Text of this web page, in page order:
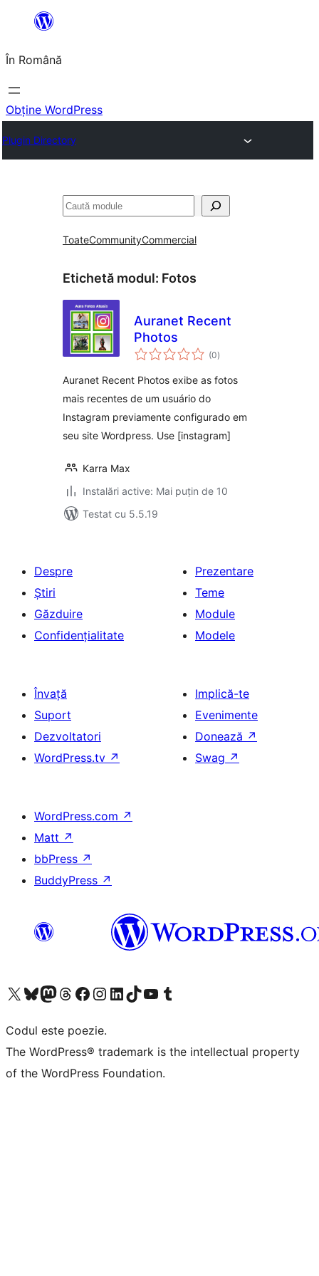
conținut
În Română
Obține WordPress
Plugin Directory
Caută
ToateCommunityCommercial
Etichetă modul: Fotos
Auranet Recent
Photos
(0total
aprecieri
)
Auranet Recent Photos exibe as fotos
mais recentes de um usuário do
Instagram previamente configurado em
seu site Wordpress. Use [instagram]
Karra Max
Instalări active: Mai puțin de 10
Testat cu 5.5.19
Despre
Știri
Găzduire
Confidențialitate
Prezentare
Teme
Module
Modele
Învață
Suport
Dezvoltatori
WordPress.tv ↗
Implică-te
Evenimente
Donează ↗
Swag ↗
WordPress.com ↗
Matt ↗
bbPress ↗
BuddyPress ↗
Mergi la contul nostru X (fost Twitter)
Vizitează contul nostru Bluesky
Vizitează contul nostru Mastodon
Vizitează contul nostru Threads
Vizitează pagina noastră Facebook
Vizitează-ne pe Instagram
Vizitează-ne pe LinkedIn
Vizitează contul nostru TikTok
Vizitează canalul nostru YouTube
Vizitează contul nostru Tumblr
Codul este poezie.
The WordPress® trademark is the intellectual property
of the WordPress Foundation.